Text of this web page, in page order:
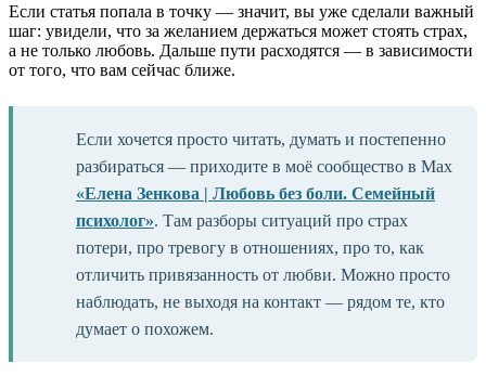
Если статья попала в точку — значит, вы уже сделали важный
шаг: увидели, что за желанием держаться может стоять страх,
а не только любовь. Дальше пути расходятся — в зависимости
от того, что вам сейчас ближе.
Если хочется просто читать, думать и постепенно
разбираться — приходите в моё сообщество в Max
«Елена Зенкова | Любовь без боли. Семейный
психолог». Там разборы ситуаций про страх
потери, про тревогу в отношениях, про то, как
отличить привязанность от любви. Можно просто
наблюдать, не выходя на контакт — рядом те, кто
думает о похожем.